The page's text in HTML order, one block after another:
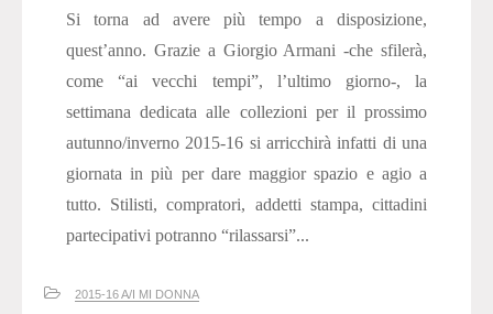
Si torna ad avere più tempo a disposizione,
quest’anno. Grazie a Giorgio Armani -che sfilerà,
come “ai vecchi tempi”, l’ultimo giorno-, la
settimana dedicata alle collezioni per il prossimo
autunno/inverno 2015-16 si arricchirà infatti di una
giornata in più per dare maggior spazio e agio a
tutto. Stilisti, compratori, addetti stampa, cittadini
partecipativi potranno “rilassarsi”...
2015-16 A/I MI DONNA